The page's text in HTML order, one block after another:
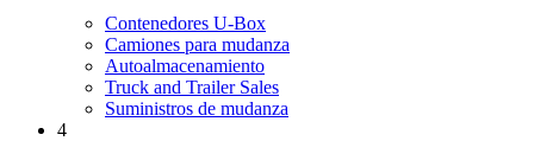
Contenedores U-Box
Camiones para mudanza
Autoalmacenamiento
Truck and Trailer Sales
Suministros de mudanza
4